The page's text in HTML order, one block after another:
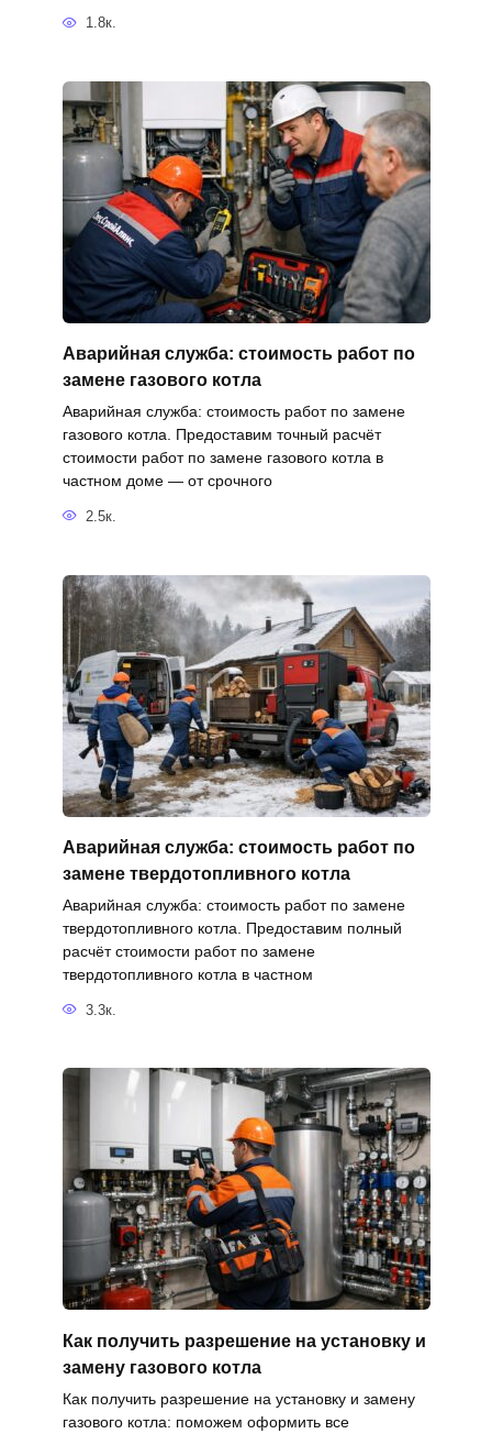
1.8к.
Аварийная служба: стоимость работ по
замене газового котла
Аварийная служба: стоимость работ по замене
газового котла. Предоставим точный расчёт
стоимости работ по замене газового котла в
частном доме — от срочного
2.5к.
Аварийная служба: стоимость работ по
замене твердотопливного котла
Аварийная служба: стоимость работ по замене
твердотопливного котла. Предоставим полный
расчёт стоимости работ по замене
твердотопливного котла в частном
3.3к.
Как получить разрешение на установку и
замену газового котла
Как получить разрешение на установку и замену
газового котла: поможем оформить все